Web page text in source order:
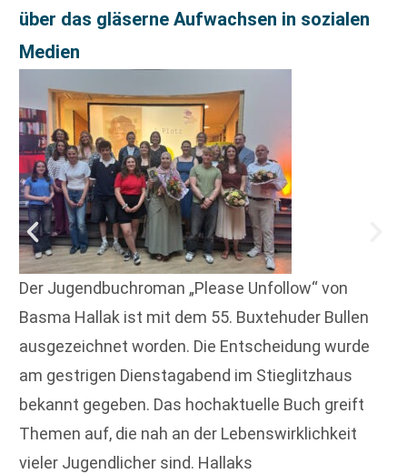
über das gläserne Aufwachsen in sozialen
Medien
Der Jugendbuchroman „Please Unfollow“ von
Basma Hallak ist mit dem 55. Buxtehuder Bullen
ausgezeichnet worden. Die Entscheidung wurde
am gestrigen Dienstagabend im Stieglitzhaus
bekannt gegeben. Das hochaktuelle Buch greift
Themen auf, die nah an der Lebenswirklichkeit
vieler Jugendlicher sind. Hallaks